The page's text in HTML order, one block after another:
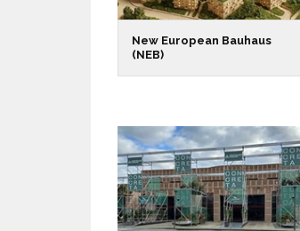
New European Bauhaus
(NEB)